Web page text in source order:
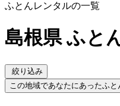
ふとんレンタルの一覧
島根県 ふと
絞り込み
この地域であなたにあったふ